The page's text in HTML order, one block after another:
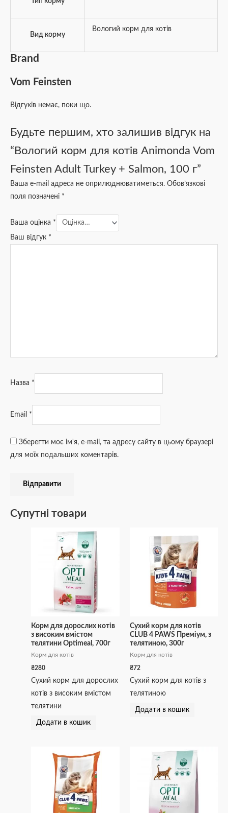
Вид корму
Вологий корм для котів
Brand
Vom Feinsten
Відгуків немає, поки що.
Будьте першим, хто залишив відгук на
“Вологий корм для котів Animonda Vom
Feinsten Adult Turkey + Salmon, 100 г”
Ваша e-mail адреса не оприлюднюватиметься. Обов’язкові
поля позначені *
Ваша оцінка *
Ваш відгук *
Назва *
Email *
Зберегти моє ім'я, e-mail, та адресу сайту в цьому браузері
для моїх подальших коментарів.
Супутні товари
Корм для дорослих котів
з високим вмістом
телятини Optimeal, 700г
Корм для котів
₴280
Сухий корм для дорослих
котів з високим вмістом
телятини
Додати в кошик
Сухий корм для котів
CLUB 4 PAWS Преміум, з
телятиною, 300г
Корм для котів
₴72
Сухий корм для котів з
телятиною
Додати в кошик